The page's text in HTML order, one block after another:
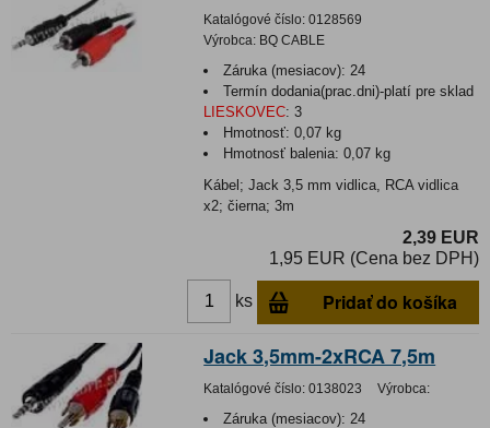
Katalógové číslo: 0128569
Výrobca: BQ CABLE
Záruka (mesiacov): 24
Termín dodania(prac.dni)-platí pre sklad
LIESKOVEC: 3
Hmotnosť:0,07 kg
Hmotnosť balenia:0,07 kg
Kábel; Jack 3,5 mm vidlica, RCA vidlica
x2; čierna; 3m
2,39 EUR
1,95 EUR (Cena bez DPH)
ks Pridať do košíka
Jack 3,5mm-2xRCA 7,5m
Katalógové číslo: 0138023 Výrobca:
Záruka (mesiacov): 24